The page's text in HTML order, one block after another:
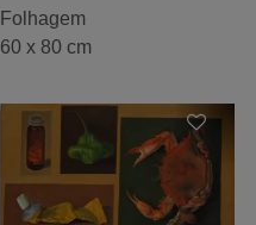
Folhagem
60 x 80 cm